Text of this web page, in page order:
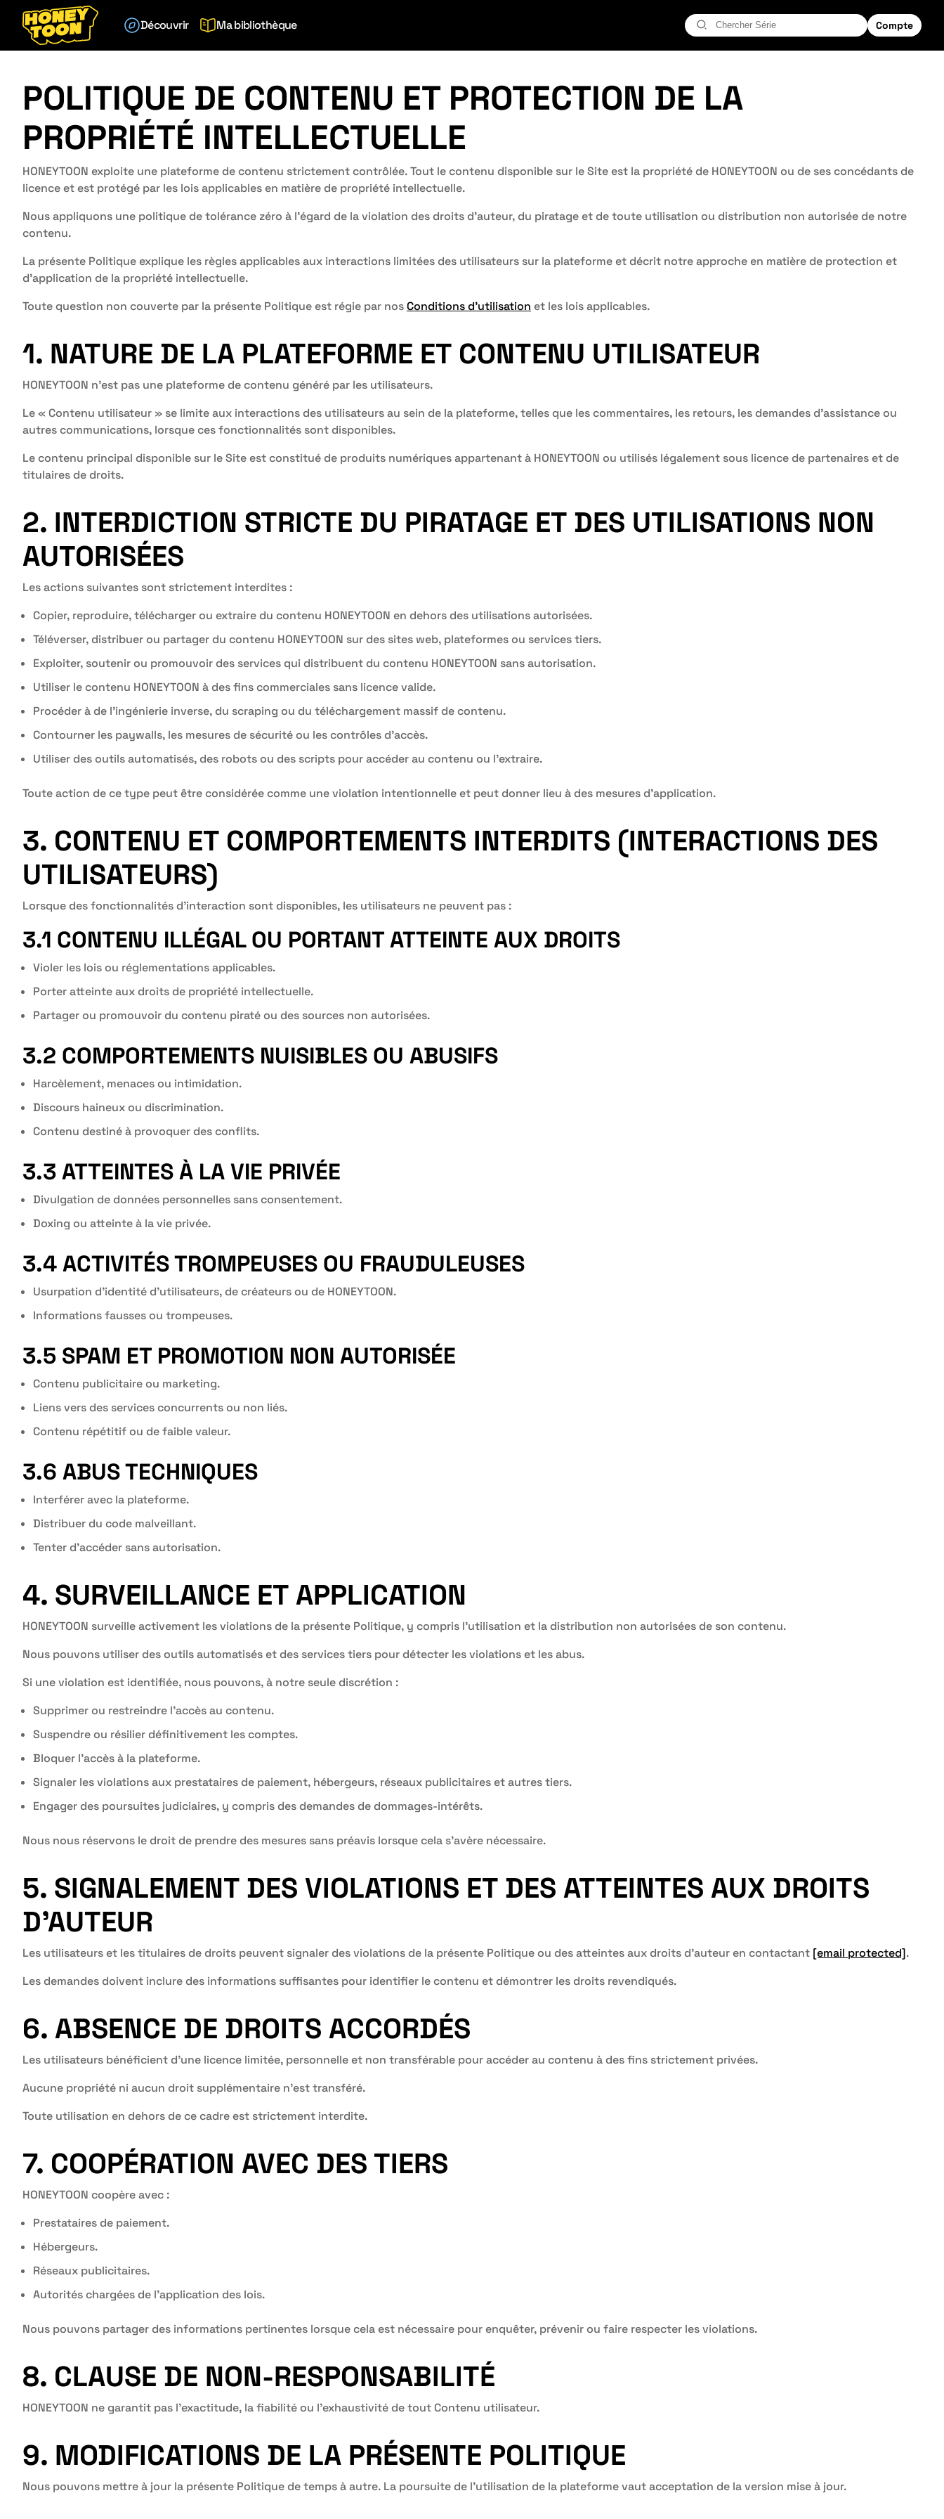
Compte
Découvrir Ma bibliothèque
POLITIQUE DE CONTENU ET PROTECTION DE LA
PROPRIÉTÉ INTELLECTUELLE
HONEYTOON exploite une plateforme de contenu strictement contrôlée. Tout le contenu disponible sur le Site est la propriété de HONEYTOON ou de ses concédants de
licence et est protégé par les lois applicables en matière de propriété intellectuelle.
Nous appliquons une politique de tolérance zéro à l’égard de la violation des droits d’auteur, du piratage et de toute utilisation ou distribution non autorisée de notre
contenu.
La présente Politique explique les règles applicables aux interactions limitées des utilisateurs sur la plateforme et décrit notre approche en matière de protection et
d’application de la propriété intellectuelle.
Toute question non couverte par la présente Politique est régie par nosConditions d’utilisation et les lois applicables.
1. NATURE DE LA PLATEFORME ET CONTENU UTILISATEUR
HONEYTOON n’est pas une plateforme de contenu généré par les utilisateurs.
Le « Contenu utilisateur » se limite aux interactions des utilisateurs au sein de la plateforme, telles que les commentaires, les retours, les demandes d’assistance ou
autres communications, lorsque ces fonctionnalités sont disponibles.
Le contenu principal disponible sur le Site est constitué de produits numériques appartenant à HONEYTOON ou utilisés légalement sous licence de partenaires et de
titulaires de droits.
2. INTERDICTION STRICTE DU PIRATAGE ET DES UTILISATIONS NON
AUTORISÉES
Les actions suivantes sont strictement interdites :
Copier, reproduire, télécharger ou extraire du contenu HONEYTOON en dehors des utilisations autorisées.
Téléverser, distribuer ou partager du contenu HONEYTOON sur des sites web, plateformes ou services tiers.
Exploiter, soutenir ou promouvoir des services qui distribuent du contenu HONEYTOON sans autorisation.
Utiliser le contenu HONEYTOON à des fins commerciales sans licence valide.
Procéder à de l’ingénierie inverse, du scraping ou du téléchargement massif de contenu.
Contourner les paywalls, les mesures de sécurité ou les contrôles d’accès.
Utiliser des outils automatisés, des robots ou des scripts pour accéder au contenu ou l’extraire.
Toute action de ce type peut être considérée comme une violation intentionnelle et peut donner lieu à des mesures d’application.
3. CONTENU ET COMPORTEMENTS INTERDITS (INTERACTIONS DES
UTILISATEURS)
Lorsque des fonctionnalités d’interaction sont disponibles, les utilisateurs ne peuvent pas :
3.1 CONTENU ILLÉGAL OU PORTANT ATTEINTE AUX DROITS
Violer les lois ou réglementations applicables.
Porter atteinte aux droits de propriété intellectuelle.
Partager ou promouvoir du contenu piraté ou des sources non autorisées.
3.2 COMPORTEMENTS NUISIBLES OU ABUSIFS
Harcèlement, menaces ou intimidation.
Discours haineux ou discrimination.
Contenu destiné à provoquer des conflits.
3.3 ATTEINTES À LA VIE PRIVÉE
Divulgation de données personnelles sans consentement.
Doxing ou atteinte à la vie privée.
3.4 ACTIVITÉS TROMPEUSES OU FRAUDULEUSES
Usurpation d’identité d’utilisateurs, de créateurs ou de HONEYTOON.
Informations fausses ou trompeuses.
3.5 SPAM ET PROMOTION NON AUTORISÉE
Contenu publicitaire ou marketing.
Liens vers des services concurrents ou non liés.
Contenu répétitif ou de faible valeur.
3.6 ABUS TECHNIQUES
Interférer avec la plateforme.
Distribuer du code malveillant.
Tenter d’accéder sans autorisation.
4. SURVEILLANCE ET APPLICATION
HONEYTOON surveille activement les violations de la présente Politique, y compris l’utilisation et la distribution non autorisées de son contenu.
Nous pouvons utiliser des outils automatisés et des services tiers pour détecter les violations et les abus.
Si une violation est identifiée, nous pouvons, à notre seule discrétion :
Supprimer ou restreindre l’accès au contenu.
Suspendre ou résilier définitivement les comptes.
Bloquer l’accès à la plateforme.
Signaler les violations aux prestataires de paiement, hébergeurs, réseaux publicitaires et autres tiers.
Engager des poursuites judiciaires, y compris des demandes de dommages-intérêts.
Nous nous réservons le droit de prendre des mesures sans préavis lorsque cela s’avère nécessaire.
5. SIGNALEMENT DES VIOLATIONS ET DES ATTEINTES AUX DROITS
D’AUTEUR
Les utilisateurs et les titulaires de droits peuvent signaler des violations de la présente Politique ou des atteintes aux droits d’auteur en contactant [email protected].
Les demandes doivent inclure des informations suffisantes pour identifier le contenu et démontrer les droits revendiqués.
6. ABSENCE DE DROITS ACCORDÉS
Les utilisateurs bénéficient d’une licence limitée, personnelle et non transférable pour accéder au contenu à des fins strictement privées.
Aucune propriété ni aucun droit supplémentaire n’est transféré.
Toute utilisation en dehors de ce cadre est strictement interdite.
7. COOPÉRATION AVEC DES TIERS
HONEYTOON coopère avec :
Prestataires de paiement.
Hébergeurs.
Réseaux publicitaires.
Autorités chargées de l’application des lois.
Nous pouvons partager des informations pertinentes lorsque cela est nécessaire pour enquêter, prévenir ou faire respecter les violations.
8. CLAUSE DE NON-RESPONSABILITÉ
HONEYTOON ne garantit pas l’exactitude, la fiabilité ou l’exhaustivité de tout Contenu utilisateur.
9. MODIFICATIONS DE LA PRÉSENTE POLITIQUE
Nous pouvons mettre à jour la présente Politique de temps à autre. La poursuite de l’utilisation de la plateforme vaut acceptation de la version mise à jour.